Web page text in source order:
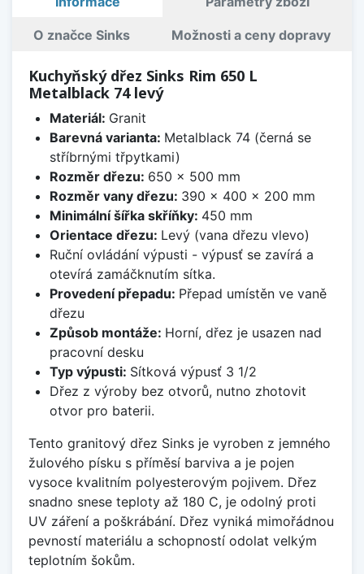
O značce Sinks Možnosti a ceny dopravy
Kuchyňský dřez Sinks Rim 650 L
Metalblack 74 levý
Materiál: Granit
Barevná varianta: Metalblack 74 (černá se
stříbrnými třpytkami)
Rozměr dřezu: 650 x 500 mm
Rozměr vany dřezu: 390 x 400 x 200 mm
Minimální šířka skříňky: 450 mm
Orientace dřezu: Levý (vana dřezu vlevo)
Ruční ovládání výpusti - výpusť se zavírá a
otevírá zamáčknutím sítka.
Provedení přepadu: Přepad umístěn ve vaně
dřezu
Způsob montáže: Horní, dřez je usazen nad
pracovní desku
Typ výpusti: Sítková výpusť 3 1/2
Dřez z výroby bez otvorů, nutno zhotovit
otvor pro baterii.
Tento granitový dřez Sinks je vyroben z jemného
žulového písku s příměsí barviva a je pojen
vysoce kvalitním polyesterovým pojivem. Dřez
snadno snese teploty až 180 C, je odolný proti
UV záření a poškrábání. Dřez vyniká mimořádnou
pevností materiálu a schopností odolat velkým
teplotním šokům.